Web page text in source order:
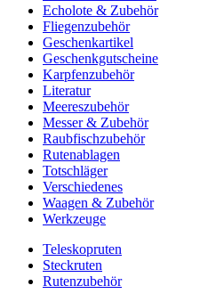
Echolote & Zubehör
Fliegenzubehör
Geschenkartikel
Geschenkgutscheine
Karpfenzubehör
Literatur
Meereszubehör
Messer & Zubehör
Raubfischzubehör
Rutenablagen
Totschläger
Verschiedenes
Waagen & Zubehör
Werkzeuge
Teleskopruten
Steckruten
Rutenzubehör